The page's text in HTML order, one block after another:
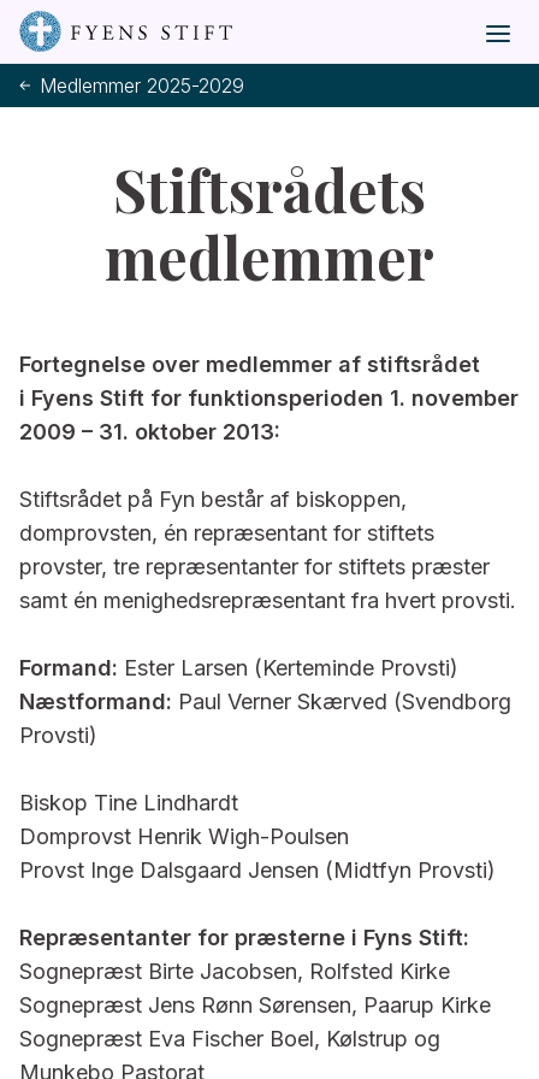
Medlemmer 2025-2029
Stiftsrådets
medlemmer
Fortegnelse over medlemmer af stiftsrådet
i Fyens Stift for funktionsperioden 1. november
2009 – 31. oktober 2013:
Stiftsrådet på Fyn består af biskoppen,
domprovsten, én repræsentant for stiftets
provster, tre repræsentanter for stiftets præster
samt én menighedsrepræsentant fra hvert provsti.
Formand: Ester Larsen (Kerteminde Provsti)
Næstformand: Paul Verner Skærved (Svendborg
Provsti)
Biskop Tine Lindhardt
Domprovst Henrik Wigh-Poulsen
Provst Inge Dalsgaard Jensen (Midtfyn Provsti)
Repræsentanter for præsterne i Fyns Stift:
Sognepræst Birte Jacobsen, Rolfsted Kirke
Sognepræst Jens Rønn Sørensen, Paarup Kirke
Sognepræst Eva Fischer Boel, Kølstrup og
Munkebo Pastorat